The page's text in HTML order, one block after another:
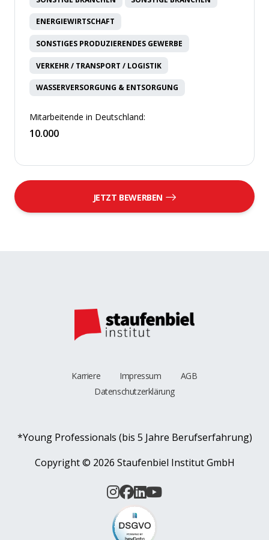
ENERGIEWIRTSCHAFT
SONSTIGES PRODUZIERENDES GEWERBE
VERKEHR / TRANSPORT / LOGISTIK
WASSERVERSORGUNG & ENTSORGUNG
Mitarbeitende in Deutschland:
10.000
JETZT BEWERBEN
Karriere Impressum
AGB
Datenschutzerklärung
*Young Professionals (bis 5 Jahre Berufserfahrung)
Copyright © 2026 Staufenbiel Institut GmbH